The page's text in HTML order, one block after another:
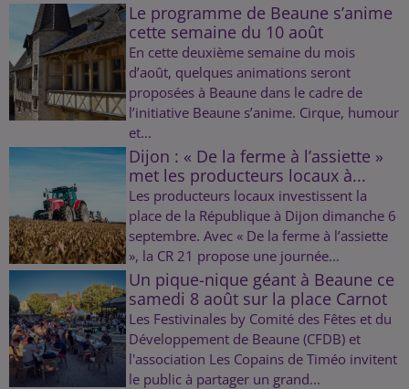
Le programme de Beaune s’anime
cette semaine du 10 août
En cette deuxième semaine du mois
d’août, quelques animations seront
proposées à Beaune dans le cadre de
l’initiative Beaune s’anime. Cirque, humour
et...
Dijon : « De la ferme à l’assiette »
met les producteurs locaux à...
Les producteurs locaux investissent la
place de la République à Dijon dimanche 6
septembre. Avec « De la ferme à l’assiette
», la CR 21 propose une journée...
Un pique-nique géant à Beaune ce
samedi 8 août sur la place Carnot
Les Festivinales by Comité des Fêtes et du
Développement de Beaune (CFDB) et
l'association Les Copains de Timéo invitent
le public à partager un grand...